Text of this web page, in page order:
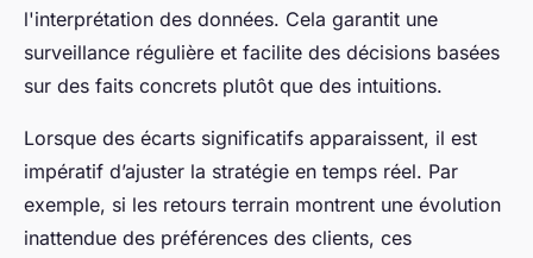
l'interprétation des données. Cela garantit une
surveillance régulière et facilite des décisions basées
sur des faits concrets plutôt que des intuitions.
Lorsque des écarts significatifs apparaissent, il est
impératif d’ajuster la stratégie en temps réel. Par
exemple, si les retours terrain montrent une évolution
inattendue des préférences des clients, ces